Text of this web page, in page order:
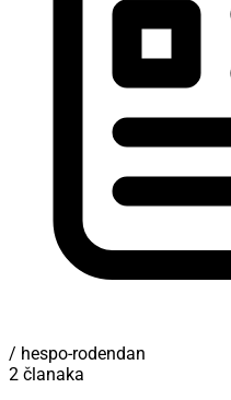
/ hespo-rodendan
2 članaka